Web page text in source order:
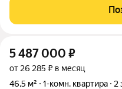
влюбляются с первого взгляда Перед вами именно
5 487 000 ₽
от 26 285 ₽ в месяц
46,5 м²
1-комн. квартира 2